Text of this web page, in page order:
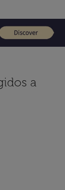
a